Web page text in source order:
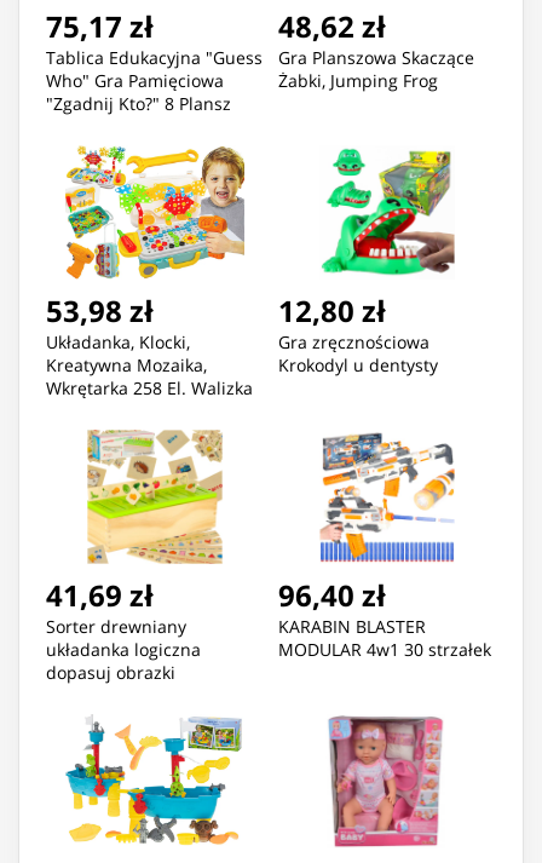
75,17 zł
Tablica Edukacyjna "Guess
Who" Gra Pamięciowa
"Zgadnij Kto?" 8 Plansz
48,62 zł
Gra Planszowa Skaczące
Żabki, Jumping Frog
53,98 zł
Układanka, Klocki,
Kreatywna Mozaika,
Wkrętarka 258 El. Walizka
Konstrukcyjny
12,80 zł
Gra zręcznościowa
Krokodyl u dentysty
41,69 zł
Sorter drewniany
układanka logiczna
dopasuj obrazki
96,40 zł
KARABIN BLASTER
MODULAR 4w1 30 strzałek